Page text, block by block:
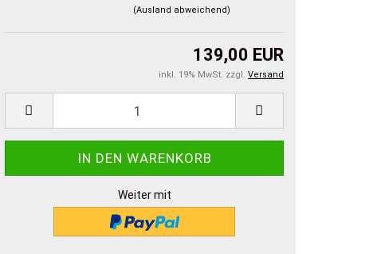
(Ausland abweichend)
139,00 EUR
inkl. 19% MwSt. zzgl. Versand
Weiter mit